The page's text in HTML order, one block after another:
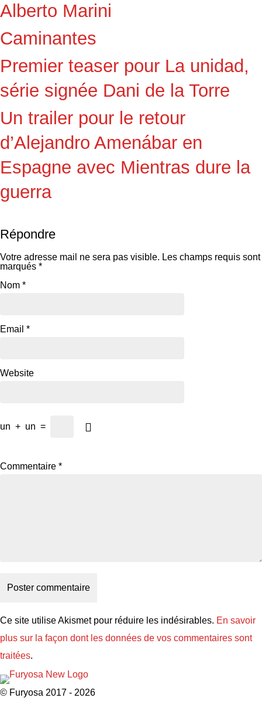
Alberto Marini
Caminantes
Premier teaser pour La unidad,
série signée Dani de la Torre
Un trailer pour le retour
d’Alejandro Amenábar en
Espagne avec Mientras dure la
guerra
Répondre
Votre adresse mail ne sera pas visible. Les champs requis sont
marqués *
Nom *
Email *
Website
un + un =
Commentaire *
Ce site utilise Akismet pour réduire les indésirables. En savoir
plus sur la façon dont les données de vos commentaires sont
traitées.
© Furyosa 2017 - 2026